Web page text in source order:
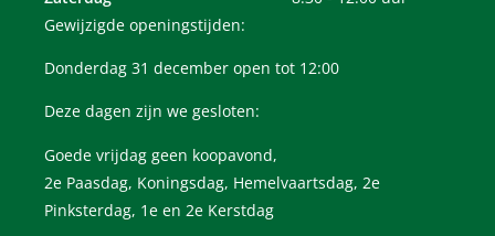
Gewijzigde openingstijden:
Donderdag 31 december open tot 12:00
Deze dagen zijn we gesloten:
Goede vrijdag geen koopavond,
2e Paasdag, Koningsdag, Hemelvaartsdag, 2e
Pinksterdag, 1e en 2e Kerstdag